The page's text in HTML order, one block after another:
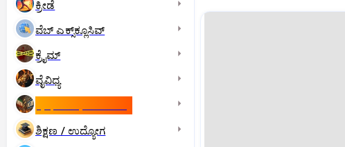
ಕ್ರೀಡೆ
ವೆಬ್ ಎಕ್ಸ್‌ಕ್ಲೂಸಿವ್
ಕ್ರೈಮ್
ವೈವಿಧ್ಯ
ಶಿಕ್ಷಣ / ಉದ್ಯೋಗ